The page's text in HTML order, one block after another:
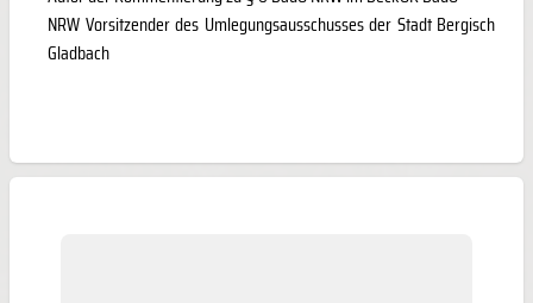
NRW Vorsitzender des Umlegungsausschusses der Stadt Bergisch
Gladbach